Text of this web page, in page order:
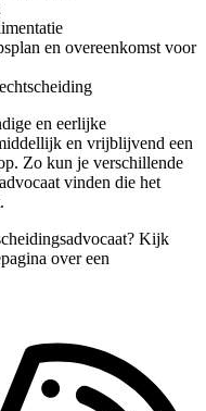
en overeenkomst voor
en eerlijke
en vrijblijvend een
Zo kun je verschillende
vinden die het
Kijk
over een